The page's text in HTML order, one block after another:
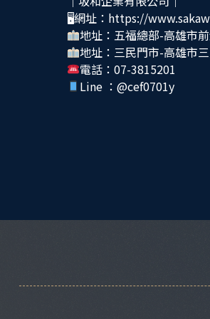
🖥網址：https://
地址：五福總部-高雄市
地址：三民門市-高雄市
電話：07-3815201
Line ： @cef0701y